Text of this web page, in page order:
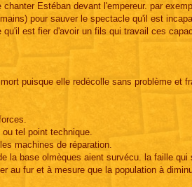
Estéban devant l'empereur. par
pour sauver le spectacle qu'il est
est fier d'avoir un fils qui travail ces
puisque elle redécolle sans problème et
tel point technique.
machines de réparation.
la base olmèques aient survécu. la faille qui
au fur et à mesure que la population à